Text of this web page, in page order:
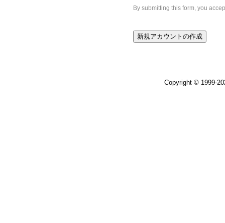
By submitting this form, you
Copyright © 1999-